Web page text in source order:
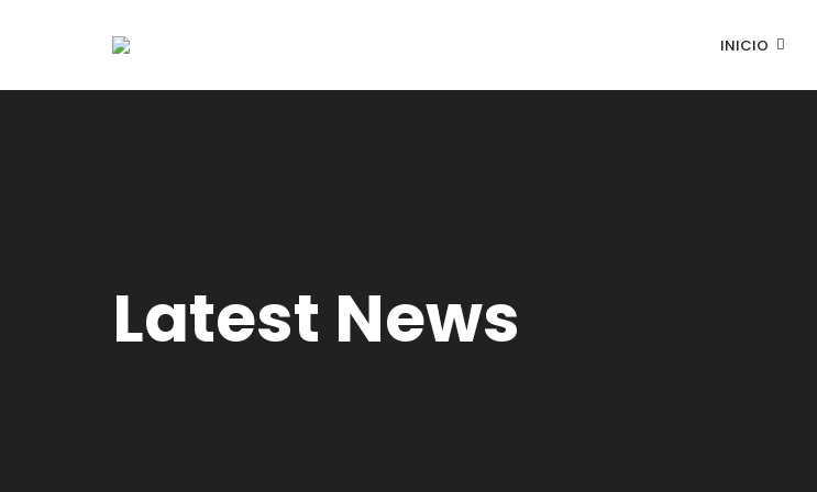
INICIO
Latest News